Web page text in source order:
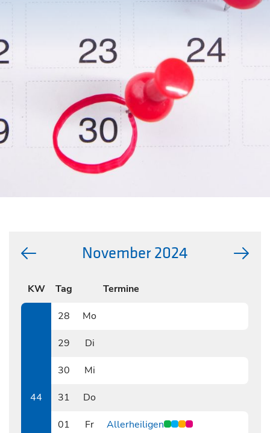
November 2024
KW Tag Termine
44
28
Mo
29
Di
30
Mi
31
Do
01
Fr Allerheiligen